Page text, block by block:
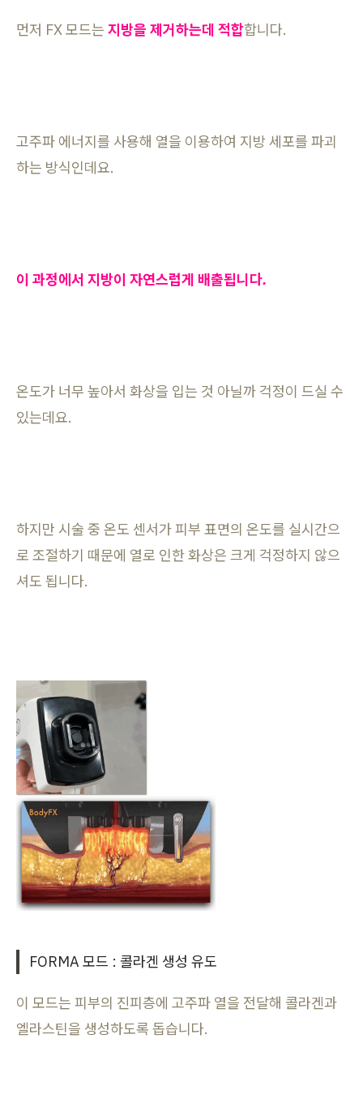
먼저 FX 모드는 지방을 제거하는데 적합합니다.
고주파 에너지를 사용해 열을 이용하여 지방 세포를 파괴
하는 방식인데요.
이 과정에서 지방이 자연스럽게 배출됩니다.
온도가 너무 높아서 화상을 입는 것 아닐까 걱정이 드실 수
있는데요.
하지만 시술 중 온도 센서가 피부 표면의 온도를 실시간으
로 조절하기 때문에 열로 인한 화상은 크게 걱정하지 않으
셔도 됩니다.
FORMA 모드 : 콜라겐 생성 유도
이 모드는 피부의 진피층에 고주파 열을 전달해 콜라겐과
엘라스틴을 생성하도록 돕습니다.